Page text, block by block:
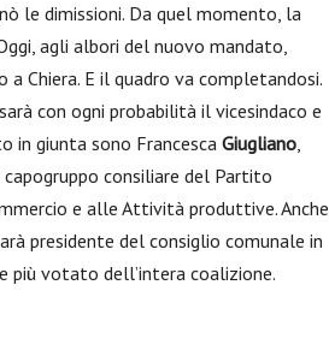
le dimissioni. Da quel momento, la
agli albori del nuovo mandato,
Chiera. E il quadro va completandosi.
con ogni probabilità il vicesindaco e
in giunta sono Francesca Giugliano,
capogruppo consiliare del Partito
e alle Attività produttive. Anche
presidente del consiglio comunale in
più votato dell’intera coalizione.